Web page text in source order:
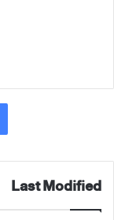
Last Modified